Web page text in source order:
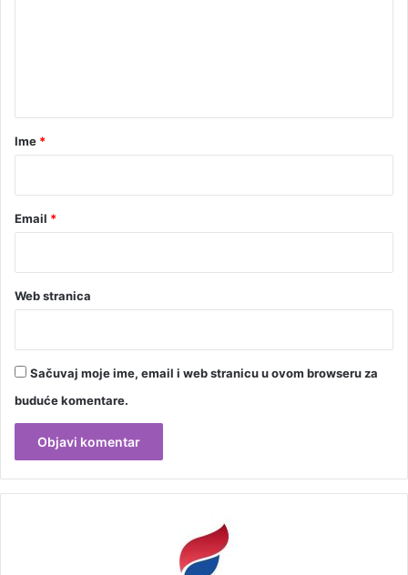
rIme *
Email *
Web stranica
Sačuvaj moje ime, email i web stranicu u ovom browseru za
buduće komentare.